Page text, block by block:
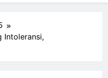
Intoleransi,